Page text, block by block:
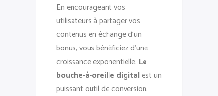
En encourageant vos
utilisateurs à partager vos
contenus en échange d’un
bonus, vous bénéficiez d’une
croissance exponentielle. Le
bouche-à-oreille digitalest un
puissant outil de conversion.